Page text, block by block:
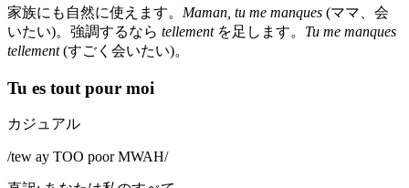
家族にも自然に使えます。 Maman, tu me manques (ママ、会
いたい)。強調するなら tellementを足します。 Tu me manques
tellement(すごく会いたい)。
Tu es tout pour moi
カジュアル
/tew ay TOO poor MWAH/